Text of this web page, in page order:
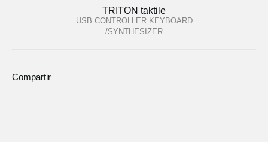
TRITON taktile
USB CONTROLLER KEYBOARD
/SYNTHESIZER
Compartir